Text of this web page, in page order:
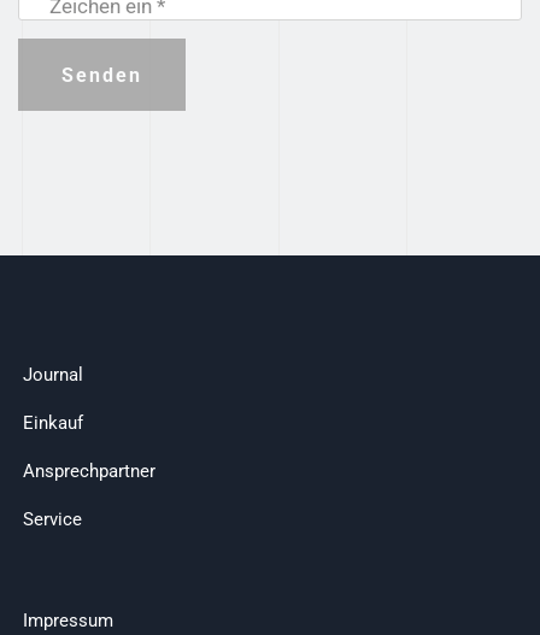
Zeichen ein *
Senden
Journal
Einkauf
Ansprechpartner
Service
Impressum